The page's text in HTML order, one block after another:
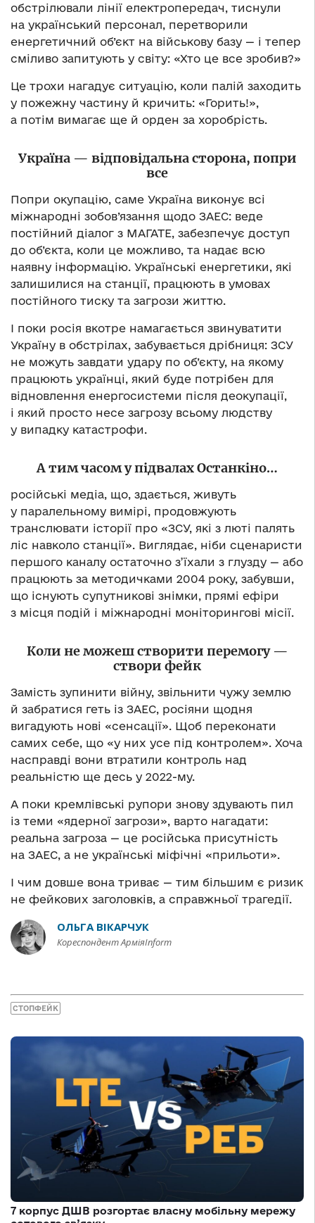
обстрілювали лінії електропередач, тиснули
на український персонал, перетворили
енергетичний об’єкт на військову базу — і тепер
сміливо запитують у світу: «Хто це все зробив?»
Це трохи нагадує ситуацію, коли палій заходить
у пожежну частину й кричить: «Горить!»,
а потім вимагає ще й орден за хоробрість.
Україна — відповідальна сторона, попри
все
Попри окупацію, саме Україна виконує всі
міжнародні зобов’язання щодо ЗАЕС: веде
постійний діалог з МАГАТЕ, забезпечує доступ
до об’єкта, коли це можливо, та надає всю
наявну інформацію. Українські енергетики, які
залишилися на станції, працюють в умовах
постійного тиску та загрози життю.
І поки росія вкотре намагається звинуватити
Україну в обстрілах, забувається дрібниця: ЗСУ
не можуть завдати удару по об’єкту, на якому
працюють українці, який буде потрібен для
відновлення енергосистеми після деокупації,
і який просто несе загрозу всьому людству
у випадку катастрофи.
А тим часом у підвалах Останкіно…
російські медіа, що, здається, живуть
у паралельному вимірі, продовжують
транслювати історії про «ЗСУ, які з люті палять
ліс навколо станції». Виглядає, ніби сценаристи
першого каналу остаточно з’їхали з глузду — або
працюють за методичками 2004 року, забувши,
що існують супутникові знімки, прямі ефіри
з місця подій і міжнародні моніторингові місії.
Коли не можеш створити перемогу —
створи фейк
Замість зупинити війну, звільнити чужу землю
й забратися геть із ЗАЕС, росіяни щодня
вигадують нові «сенсації». Щоб переконати
самих себе, що «у них усе під контролем». Хоча
насправді вони втратили контроль над
реальністю ще десь у 2022-му.
А поки кремлівські рупори знову здувають пил
із теми «ядерної загрози», варто нагадати:
реальна загроза — це російська присутність
на ЗАЕС, а не українські міфічні «прильоти».
І чим довше вона триває — тим більшим є ризик
не фейкових заголовків, а справжньої трагедії.
ОЛЬГА ВІКАРЧУК
Кореспондент АрміяInform
СТОПФЕЙК
7 корпус ДШВ розгортає власну мобільну мережу